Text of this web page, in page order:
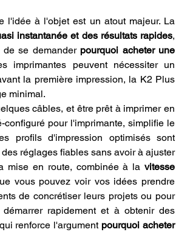
l'idée à l'objet est un atout majeur. La
instantanée et des résultats rapides,
de se demander pourquoi acheter une
imprimantes peuvent nécessiter un
la première impression, la K2 Plus
minimal.
câbles, et être prêt à imprimer en
pour l'imprimante, simplifie le
profils d'impression optimisés sont
réglages fiables sans avoir à ajuster
mise en route, combinée à la vitesse
vous pouvez voir vos idées prendre
de concrétiser leurs projets ou pour
rapidement et à obtenir des
renforce l'argument pourquoi acheter